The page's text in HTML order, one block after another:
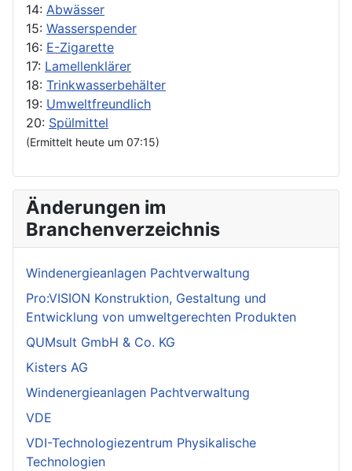
14: Abwässer
15: Wasserspender
16: E-Zigarette
17: Lamellenklärer
18: Trinkwasserbehälter
19: Umweltfreundlich
20: Spülmittel
(Ermittelt heute um 07:15)
Änderungen im
Branchenverzeichnis
Windenergieanlagen Pachtverwaltung
Pro:VISION Konstruktion, Gestaltung und
Entwicklung von umweltgerechten Produkten
QUMsult GmbH & Co. KG
Kisters AG
Windenergieanlagen Pachtverwaltung
VDE
VDI-Technologiezentrum Physikalische
Technologien